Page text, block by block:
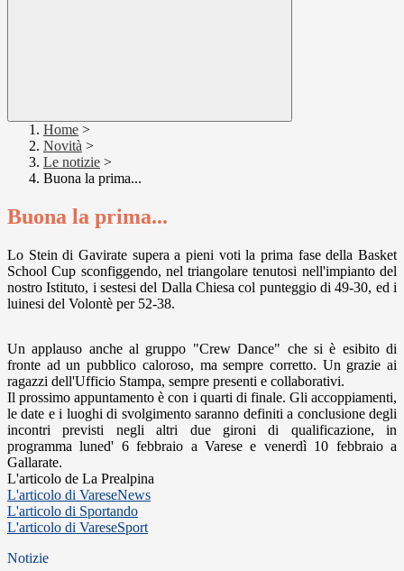
Home >
Novità >
Le notizie >
Buona la prima...
Buona la prima...
Lo Stein di Gavirate supera a pieni voti la prima fase della Basket
School Cup sconfiggendo, nel triangolare tenutosi nell'impianto del
nostro Istituto, i sestesi del Dalla Chiesa col punteggio di 49-30, ed i
luinesi del Volontè per 52-38.
Un applauso anche al gruppo "Crew Dance" che si è esibito di
fronte ad un pubblico caloroso, ma sempre corretto. Un grazie ai
ragazzi dell'Ufficio Stampa, sempre presenti e collaborativi.
Il prossimo appuntamento è con i quarti di finale. Gli accoppiamenti,
le date e i luoghi di svolgimento saranno definiti a conclusione degli
incontri previsti negli altri due gironi di qualificazione, in
programma luned' 6 febbraio a Varese e venerdì 10 febbraio a
Gallarate.
L'articolo de La Prealpina
L'articolo di VareseNews
L'articolo di Sportando
L'articolo di VareseSport
Notizie